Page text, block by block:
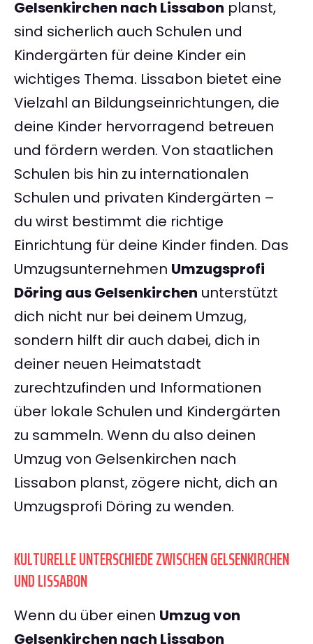
Gelsenkirchen nach Lissabon planst,
sind sicherlich auch Schulen und
Kindergärten für deine Kinder ein
wichtiges Thema. Lissabon bietet eine
Vielzahl an Bildungseinrichtungen, die
deine Kinder hervorragend betreuen
und fördern werden. Von staatlichen
Schulen bis hin zu internationalen
Schulen und privaten Kindergärten –
du wirst bestimmt die richtige
Einrichtung für deine Kinder finden. Das
Umzugsunternehmen Umzugsprofi
Döring aus Gelsenkirchen unterstützt
dich nicht nur bei deinem Umzug,
sondern hilft dir auch dabei, dich in
deiner neuen Heimatstadt
zurechtzufinden und Informationen
über lokale Schulen und Kindergärten
zu sammeln. Wenn du also deinen
Umzug von Gelsenkirchen nach
Lissabon planst, zögere nicht, dich an
Umzugsprofi Döring zu wenden.
KULTURELLE UNTERSCHIEDE ZWISCHEN GELSENKIRCHEN
UND LISSABON
Wenn du über einen Umzug von
Gelsenkirchen nach Lissabon